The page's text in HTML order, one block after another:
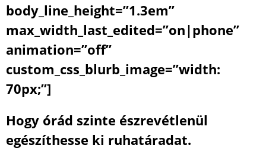
body_line_height=”1.3em”
max_width_last_edited=”on|phone”
animation=”off”
custom_css_blurb_image=”width:
70px;”]
Hogy órád szinte észrevétlenül
egészíthesse ki ruhatáradat.